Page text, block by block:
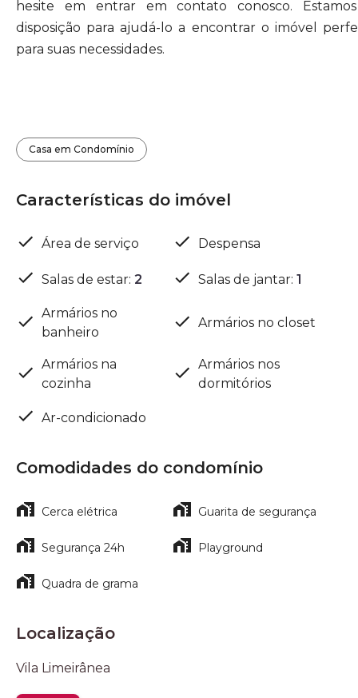
hesite em entrar em contato conosco.
disposição para ajudá-lo a encontrar o imóvel
para suas necessidades.
Casa em Condomínio
Características do imóvel
Área de serviço Despensa
Salas de estar: 2 Salas de jantar: 1
Armários no
banheiro
Armários no closet
Armários na
cozinha
Armários nos
dormitórios
Ar-condicionado
Comodidades do condomínio
Cerca elétrica Guarita de segurança
Segurança 24h Playground
Quadra de grama
Localização
Vila Limeirânea